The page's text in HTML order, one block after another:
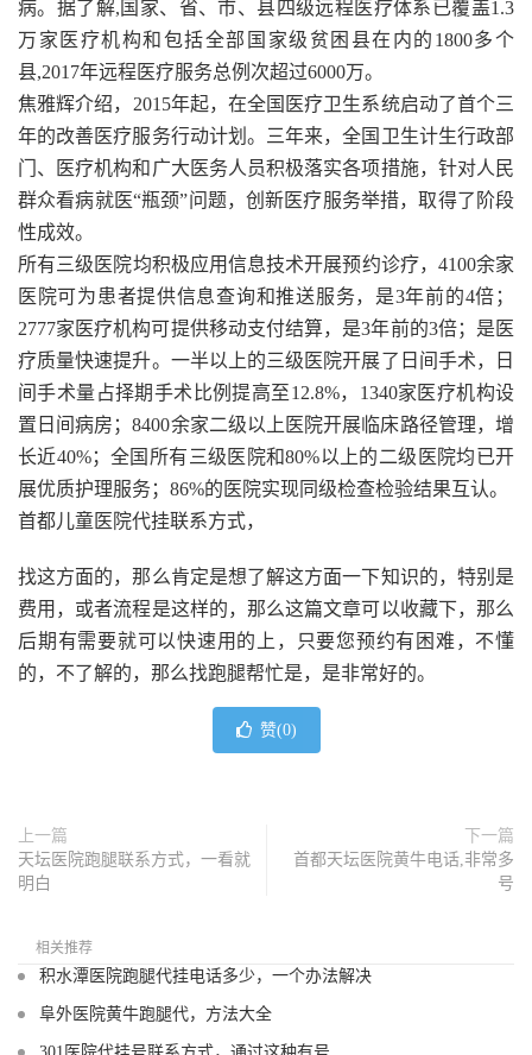
病。据了解,国家、省、市、县四级远程医疗体系已覆盖1.3
万家医疗机构和包括全部国家级贫困县在内的1800多个
县,2017年远程医疗服务总例次超过6000万。
焦雅辉介绍，2015年起，在全国医疗卫生系统启动了首个三
年的改善医疗服务行动计划。三年来，全国卫生计生行政部
门、医疗机构和广大医务人员积极落实各项措施，针对人民
群众看病就医“瓶颈”问题，创新医疗服务举措，取得了阶段
性成效。
所有三级医院均积极应用信息技术开展预约诊疗，4100余家
医院可为患者提供信息查询和推送服务，是3年前的4倍；
2777家医疗机构可提供移动支付结算，是3年前的3倍；是医
疗质量快速提升。一半以上的三级医院开展了日间手术，日
间手术量占择期手术比例提高至12.8%，1340家医疗机构设
置日间病房；8400余家二级以上医院开展临床路径管理，增
长近40%；全国所有三级医院和80%以上的二级医院均已开
展优质护理服务；86%的医院实现同级检查检验结果互认。
首都儿童医院代挂联系方式，
找这方面的，那么肯定是想了解这方面一下知识的，特别是
费用，或者流程是这样的，那么这篇文章可以收藏下，那么
后期有需要就可以快速用的上，只要您预约有困难，不懂
的，不了解的，那么找跑腿帮忙是，是非常好的。
赞(0)
上一篇
天坛医院跑腿联系方式，一看就
明白
下一篇
首都天坛医院黄牛电话,非常多
号
相关推荐
积水潭医院跑腿代挂电话多少，一个办法解决
阜外医院黄牛跑腿代，方法大全